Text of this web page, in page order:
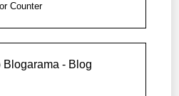
Counter
Blogarama - Blog